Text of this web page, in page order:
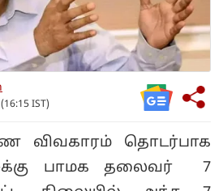
IST)
விவகாரம் தொடர்பாக
பாமக தலைவர் 7